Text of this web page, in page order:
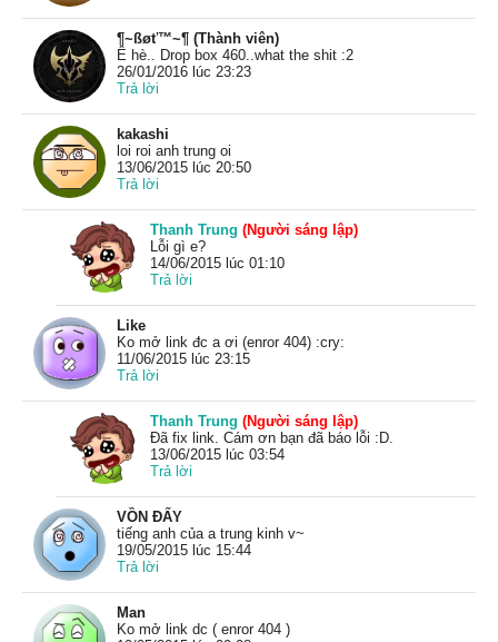
¶~ßøť™~¶ (Thành viên)
Ê hè.. Drop box 460..what the shit :2
26/01/2016 lúc 23:23
Trả lời
kakashi
loi roi anh trung oi
13/06/2015 lúc 20:50
Trả lời
Thanh Trung (Người sáng lập)
Lỗi gì e?
14/06/2015 lúc 01:10
Trả lời
Like
Ko mở link đc a ơi (enror 404) :cry:
11/06/2015 lúc 23:15
Trả lời
Thanh Trung (Người sáng lập)
Đã fix link. Cám ơn bạn đã báo lỗi :D.
13/06/2015 lúc 03:54
Trả lời
VỒN ĐẤY
tiếng anh của a trung kinh v~
19/05/2015 lúc 15:44
Trả lời
Man
Ko mở link dc ( enror 404 )